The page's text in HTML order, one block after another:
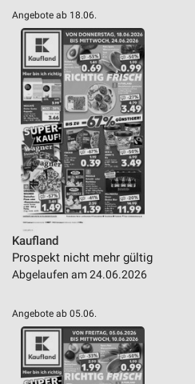
Angebote ab 18.06.
Kaufland
Prospekt nicht mehr gültig
Abgelaufen am 24.06.2026
Angebote ab 05.06.